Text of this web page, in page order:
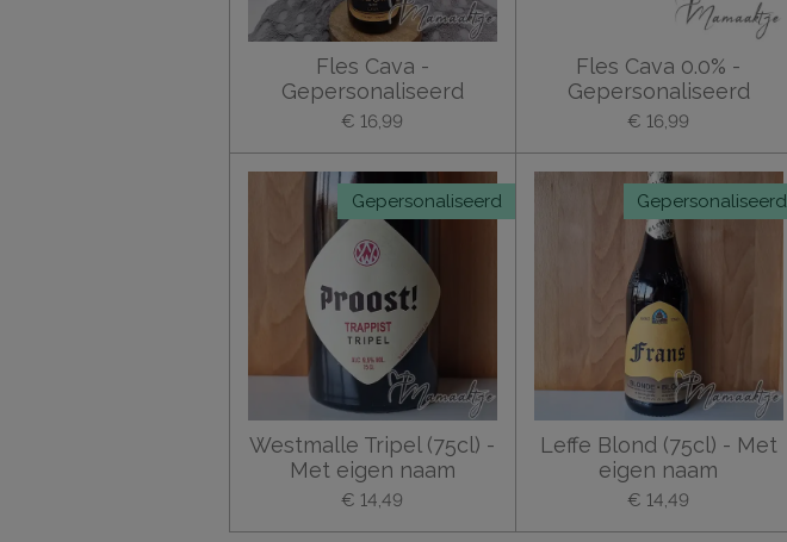
Fles Cava -
Gepersonaliseerd
€ 16,99
Fles Cava 0.0% -
Gepersonaliseerd
€ 16,99
Gepersonaliseerd
Westmalle Tripel (75cl) -
Met eigen naam
€ 14,49
Gepersonaliseerd
Leffe Blond (75cl) - Met
eigen naam
€ 14,49